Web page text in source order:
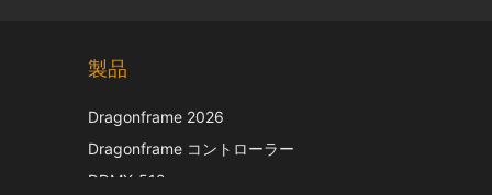
製品
Dragonframe 2026
Dragonframe コントローラー
DDMX-512